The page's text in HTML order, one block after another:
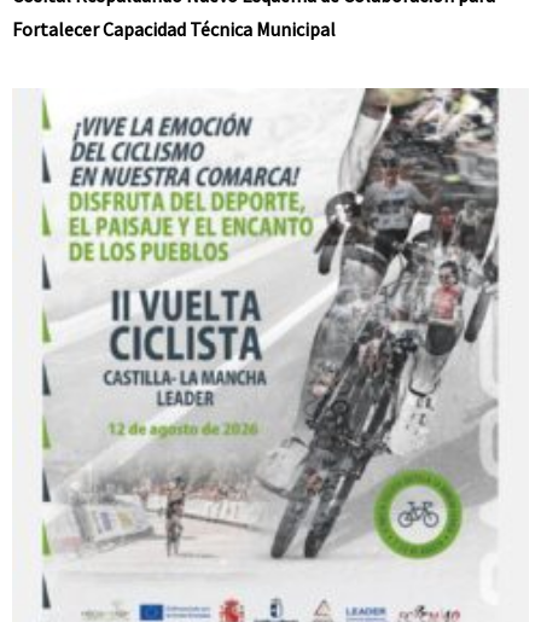
Fortalecer Capacidad Técnica Municipal